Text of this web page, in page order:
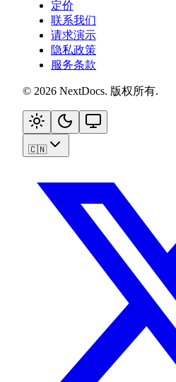
定价
联系我们
请求演示
隐私政策
服务条款
© 2026 NextDocs. 版权所有.
🇨🇳